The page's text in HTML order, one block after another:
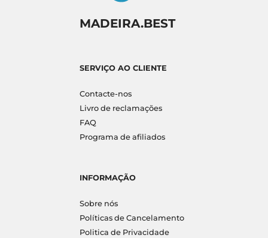
MADEIRA.BEST
SERVIÇO AO CLIENTE
Contacte-nos
Livro de reclamações
FAQ
Programa de afiliados
INFORMAÇÃO
Sobre nós
Políticas de Cancelamento
Politica de Privacidade